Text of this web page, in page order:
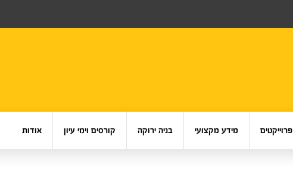
פרוייקטים מידע מקצועי בניה ירוקה קורסים וימי עיון אודות